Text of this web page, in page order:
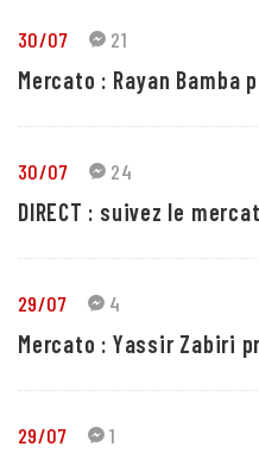
30/07 21
Mercato : Rayan Bamba
30/07 24
DIRECT : suivez le
29/07 4
Mercato : Yassir Zabiri
29/07 1